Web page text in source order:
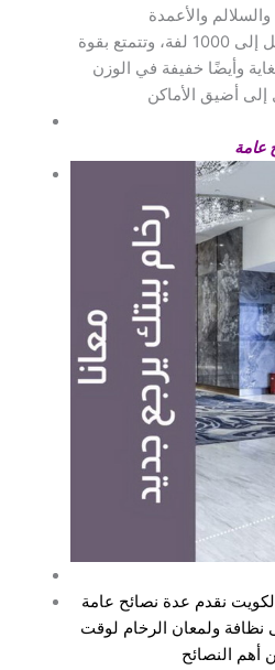
ومن مميزاتها أن سرعتها تصل إلى 1000 لفة، وتتمتع بقوة
وأيضًا خفيفة في الوزن
عامة
نقدم عدة نصائح عامة
ولمعان الرخام لوقت